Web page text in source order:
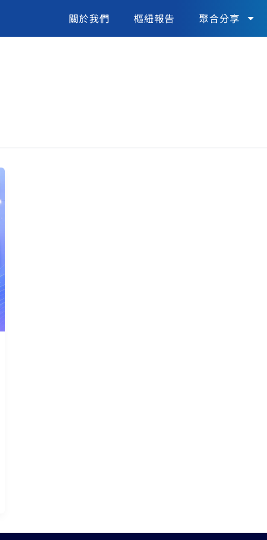
關於我們 樞紐報告 聚合分享